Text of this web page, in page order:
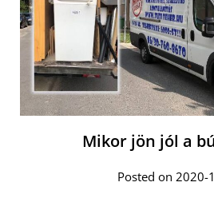
Mikor jön jól a
Posted on 2020-